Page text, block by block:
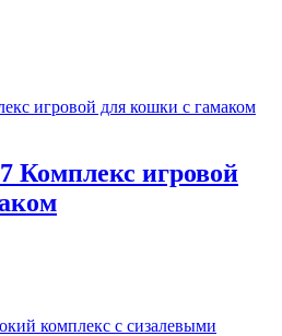
игровой